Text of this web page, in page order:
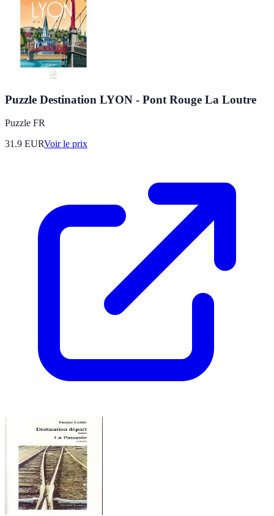
Puzzle Destination LYON - Pont Rouge La Loutre
Puzzle FR
31.9 EURVoir le prix